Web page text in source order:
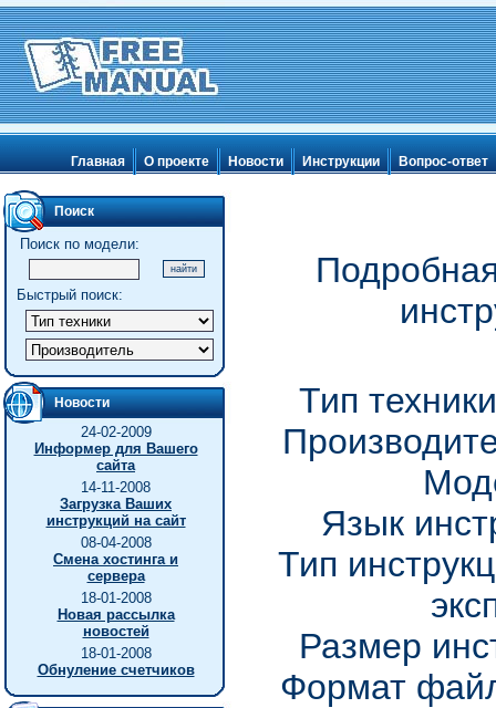
Главная О проекте Новости Инструкции Вопрос-ответ
Поиск
Поиск по модели:
Быстрый поиск:
Новости
24-02-2009
Информер для Вашего
сайта
14-11-2008
Загрузка Ваших
инструкций на сайт
08-04-2008
Смена хостинга и
сервера
18-01-2008
Новая рассылка
новостей
18-01-2008
Обнуление счетчиков
Тип
Язык
Тип
Размер
Формат